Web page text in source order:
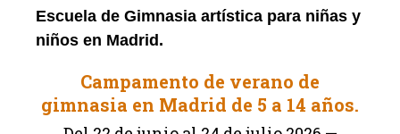
Escuela de Gimnasia artística para niñas y
niños en Madrid.
Campamento de verano de
gimnasia en Madrid de 5 a 14 años.